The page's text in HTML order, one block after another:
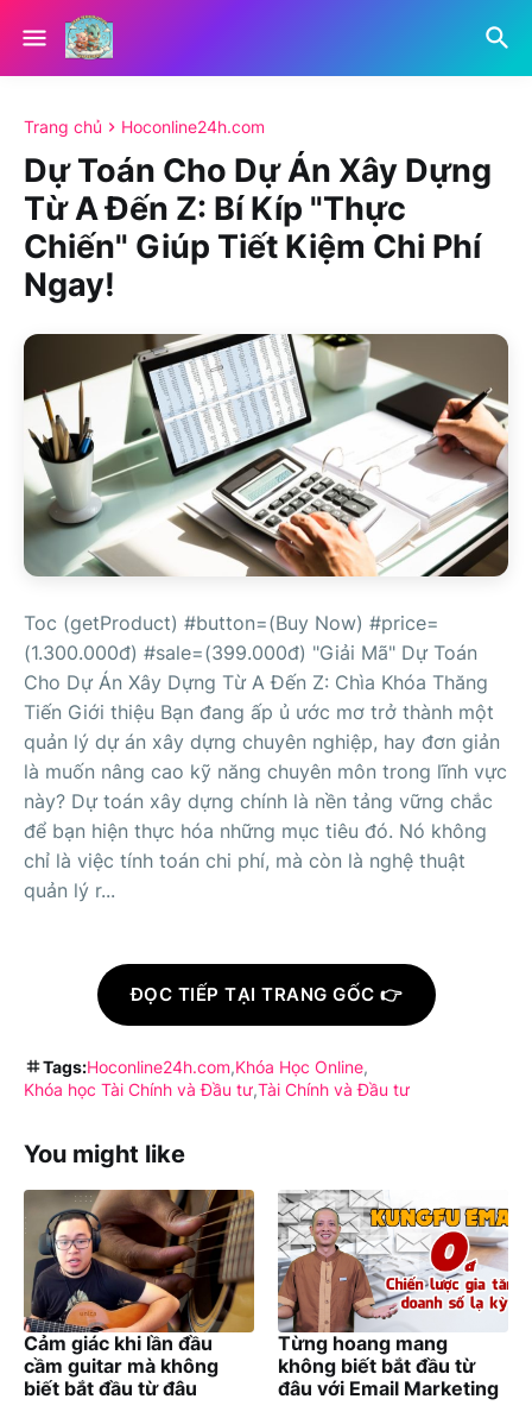
Trang chủ Hoconline24h.com
Dự Toán Cho Dự Án Xây Dựng
Từ A Đến Z: Bí Kíp "Thực
Chiến" Giúp Tiết Kiệm Chi Phí
Ngay!
Toc (getProduct) #button=(Buy Now) #price=
(1.300.000đ) #sale=(399.000đ) "Giải Mã" Dự Toán
Cho Dự Án Xây Dựng Từ A Đến Z: Chìa Khóa Thăng
Tiến Giới thiệu Bạn đang ấp ủ ước mơ trở thành một
quản lý dự án xây dựng chuyên nghiệp, hay đơn giản
là muốn nâng cao kỹ năng chuyên môn trong lĩnh vực
này? Dự toán xây dựng chính là nền tảng vững chắc
để bạn hiện thực hóa những mục tiêu đó. Nó không
chỉ là việc tính toán chi phí, mà còn là nghệ thuật
quản lý r...
ĐỌC TIẾP TẠI TRANG GỐC 👉
Tags:Hoconline24h.com Khóa Học Online
Khóa học Tài Chính và Đầu tư Tài Chính và Đầu tư
You might like
Cảm giác khi lần đầu
cầm guitar mà không
biết bắt đầu từ đâu
Từng hoang mang
không biết bắt đầu từ
đâu với Email Marketing